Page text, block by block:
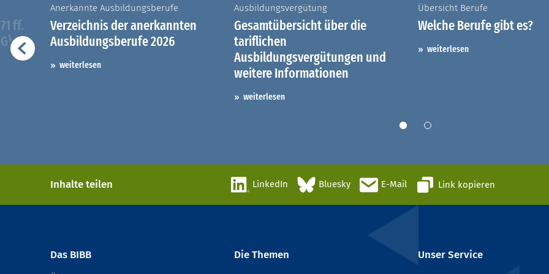
ff.
Anerkannte Ausbildungsberufe
Verzeichnis der anerkannten
Ausbildungsberufe 2026
weiterlesen
Ausbildungsvergütung
Gesamtübersicht über die
tariflichen
Ausbildungsvergütungen und
weitere Informationen
weiterlesen
Übersicht Berufe
Welche Berufe gibt es?
weiterlesen
Inhalte teilen LinkedIn Bluesky E-Mail Link kopieren
Das BIBB Die Themen Unser Service